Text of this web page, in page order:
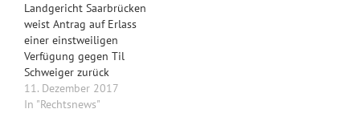
Landgericht Saarbrücken
weist Antrag auf Erlass
einer einstweiligen
Verfügung gegen Til
Schweiger zurück
11. Dezember 2017
In "Rechtsnews"